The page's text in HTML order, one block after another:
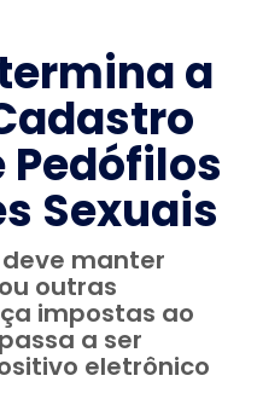
a
Pedófilos
Sexuais
manter
outras
impostas ao
a ser
eletrônico